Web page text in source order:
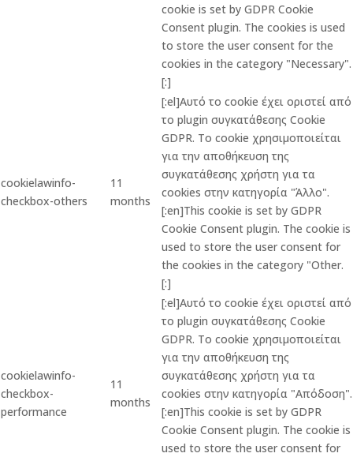
cookie is set by GDPR Cookie
Consent plugin. The cookies is used
to store the user consent for the
cookies in the category "Necessary".
[:]
cookielawinfo-
checkbox-others
11
months
[:el]Αυτό το cookie έχει οριστεί από
το plugin συγκατάθεσης Cookie
GDPR. Το cookie χρησιμοποιείται
για την αποθήκευση της
συγκατάθεσης χρήστη για τα
cookies στην κατηγορία "Άλλο".
[:en]This cookie is set by GDPR
Cookie Consent plugin. The cookie is
used to store the user consent for
the cookies in the category "Other.
[:]
cookielawinfo-
checkbox-
performance
11
months
[:el]Αυτό το cookie έχει οριστεί από
το plugin συγκατάθεσης Cookie
GDPR. Το cookie χρησιμοποιείται
για την αποθήκευση της
συγκατάθεσης χρήστη για τα
cookies στην κατηγορία "Απόδοση".
[:en]This cookie is set by GDPR
Cookie Consent plugin. The cookie is
used to store the user consent for